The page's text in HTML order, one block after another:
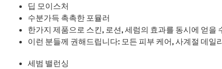
딥 모이스처
수분가득 촉촉한 포뮬러
한가지 제품으로 스킨, 로션, 세럼의 효과를 동시에 얻을
이런 분들께 권해드립니다: 모든 피부 케어, 사계절 데일
세범 밸런싱